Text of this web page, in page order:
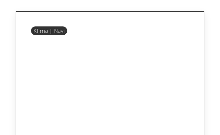
Klima | Navi